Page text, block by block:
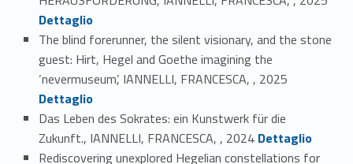
Dettaglio
The blind forerunner, the silent visionary, and the stone
guest: Hirt, Hegel and Goethe imagining the
‘nevermuseum’, IANNELLI, FRANCESCA, , 2025
Dettaglio
Das Leben des Sokrates: ein Kunstwerk für die
Zukunft., IANNELLI, FRANCESCA, , 2024 Link identifier #identifier_person_66475-7Dettaglio
Rediscovering unexplored Hegelian constellations for